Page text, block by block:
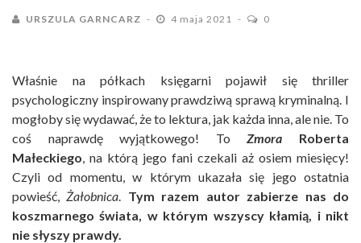
URSZULA GARNCARZ 4 maja 2021 0
Właśnie na półkach księgarni pojawił się thriller
psychologiczny inspirowany prawdziwą sprawą kryminalną. I
mogłoby się wydawać, że to lektura, jak każda inna, ale nie. To
coś naprawdę wyjątkowego! ToZmora Roberta
Małeckiego, na którą jego fani czekali aż osiem miesięcy!
Czyli od momentu, w którym ukazała się jego ostatnia
powieść,Żałobnica. Tym razem autor zabierze nas do
koszmarnego świata, w którym wszyscy kłamią, i nikt
nie słyszy prawdy.